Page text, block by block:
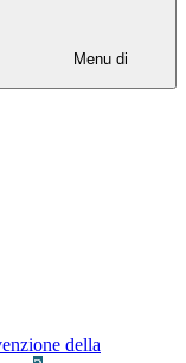
Menu di
della